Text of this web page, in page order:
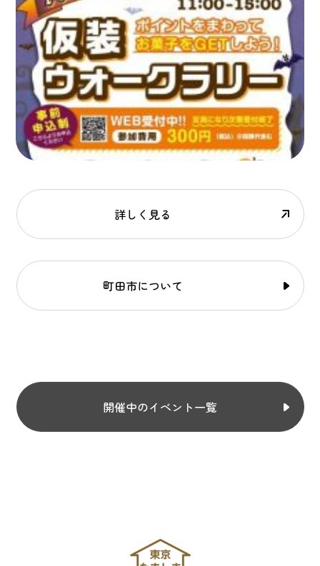
詳しく見る
町田市について
開催中のイベント一覧